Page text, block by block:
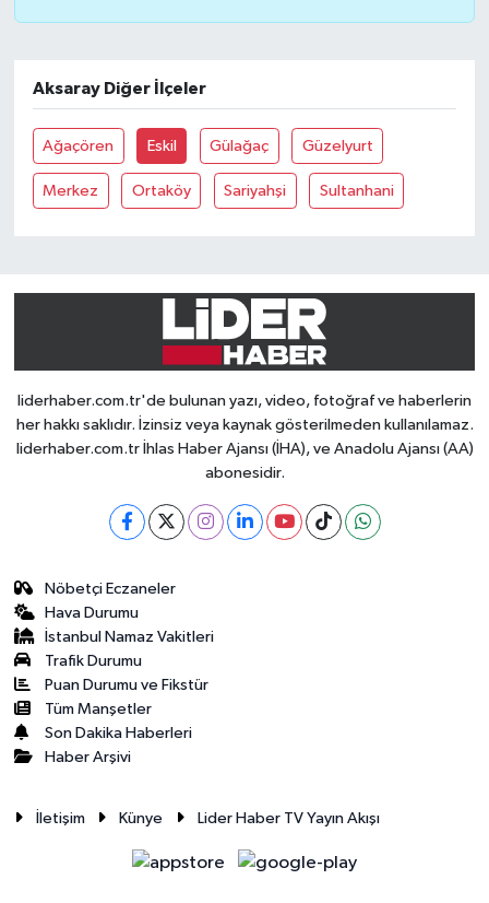
Aksaray Diğer İlçeler
Ağaçören Eskil Gülağaç Güzelyurt
Merkez Ortaköy Sariyahşi Sultanhani
liderhaber.com.tr'de bulunan yazı, video, fotoğraf ve haberlerin
her hakkı saklıdır. İzinsiz veya kaynak gösterilmeden kullanılamaz.
liderhaber.com.tr İhlas Haber Ajansı (İHA), ve Anadolu Ajansı (AA)
abonesidir.
Nöbetçi Eczaneler
Hava Durumu
İstanbul Namaz Vakitleri
Trafik Durumu
Puan Durumu ve Fikstür
Tüm Manşetler
Son Dakika Haberleri
Haber Arşivi
İletişim Künye Lider Haber TV Yayın Akışı